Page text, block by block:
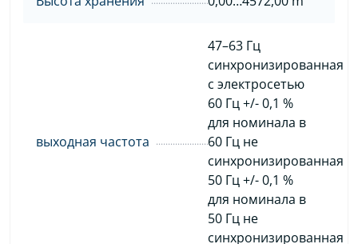
выходная частота
47–63 Гц
синхронизированная
с электросетью
60 Гц +/- 0,1 %
для номинала в
60 Гц не
синхронизированная
50 Гц +/- 0,1 %
для номинала в
50 Гц не
синхронизированная